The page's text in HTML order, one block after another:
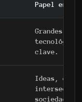
Papel en el
Grandes
clave.
Ideas,
sociedad y